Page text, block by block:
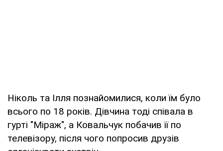
Ніколь та Ілля познайомилися, коли їм було
всього по 18 років. Дівчина тоді співала в
гурті "Міраж", а Ковальчук побачив її по
телевізору, після чого попросив друзів